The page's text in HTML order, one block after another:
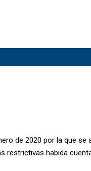
de 2020 por la que se
restrictivas habida